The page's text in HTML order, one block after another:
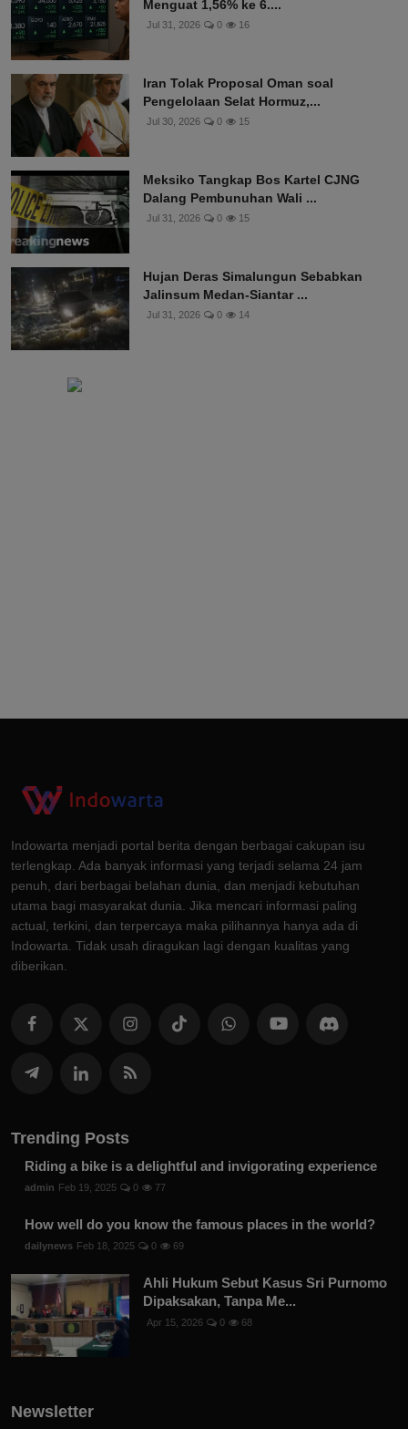
Menguat 1,56% ke 6....
Jul 31, 2026 0 16
Iran Tolak Proposal Oman soal
Pengelolaan Selat Hormuz,...
Jul 30, 2026 0 15
Meksiko Tangkap Bos Kartel CJNG
Dalang Pembunuhan Wali ...
Jul 31, 2026 0 15
Hujan Deras Simalungun Sebabkan
Jalinsum Medan-Siantar ...
Jul 31, 2026 0 14
Indowarta menjadi portal berita dengan berbagai cakupan isu
terlengkap. Ada banyak informasi yang terjadi selama 24 jam
penuh, dari berbagai belahan dunia, dan menjadi kebutuhan
utama bagi masyarakat dunia. Jika mencari informasi paling
actual, terkini, dan terpercaya maka pilihannya hanya ada di
Indowarta. Tidak usah diragukan lagi dengan kualitas yang
diberikan.
Trending Posts
Riding a bike is a delightful and invigorating experience
admin Feb 19, 2025 0 77
How well do you know the famous places in the world?
dailynews Feb 18, 2025 0 69
Ahli Hukum Sebut Kasus Sri Purnomo
Dipaksakan, Tanpa Me...
Apr 15, 2026 0 68
Newsletter